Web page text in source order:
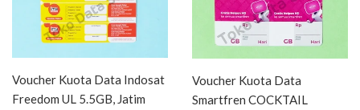
Voucher Kuota Data Indosat
Freedom UL 5.5GB, Jatim
Voucher Kuota Data
Smartfren COCKTAIL